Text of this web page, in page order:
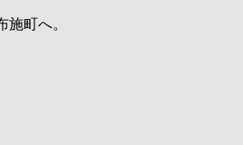
町へ。